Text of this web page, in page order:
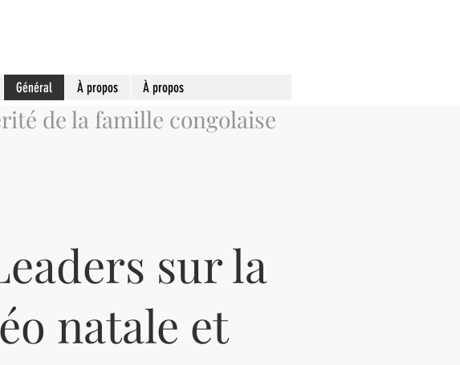
Général À propos À propos
de la famille congolaise
sur la
natale et